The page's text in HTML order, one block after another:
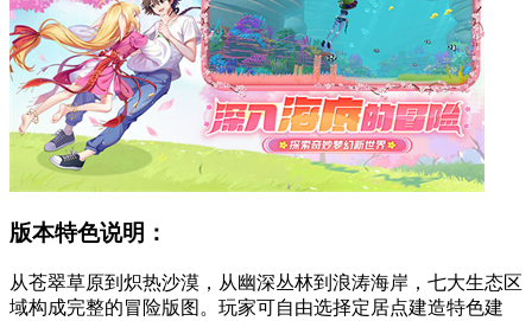
版本特色说明：
从苍翠草原到炽热沙漠，从幽深丛林到浪涛海岸，七大生态区
域构成完整的冒险版图。玩家可自由选择定居点建造特色建